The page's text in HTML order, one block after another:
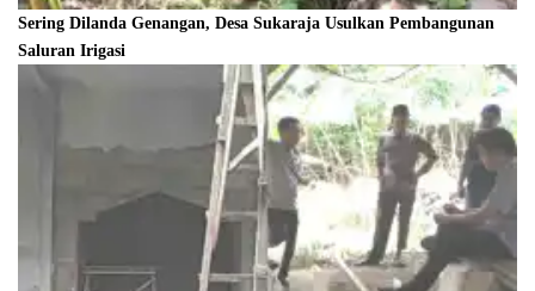
Sering Dilanda Genangan, Desa Sukaraja Usulkan Pembangunan
Saluran Irigasi